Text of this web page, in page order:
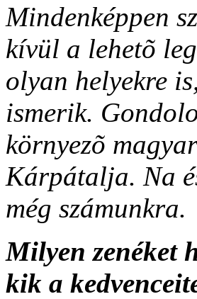
Mindenképpen
kívül a lehetõ
olyan helyekre
ismerik.
környezõ
Kárpátalja. Na
még számunkra.
Milyen zenéket
kik a